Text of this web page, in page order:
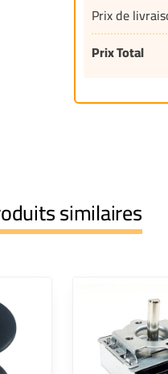
Prix de
Prix Total
similaires